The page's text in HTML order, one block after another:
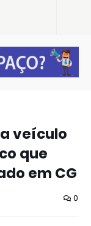
veículo
que
em CG
0